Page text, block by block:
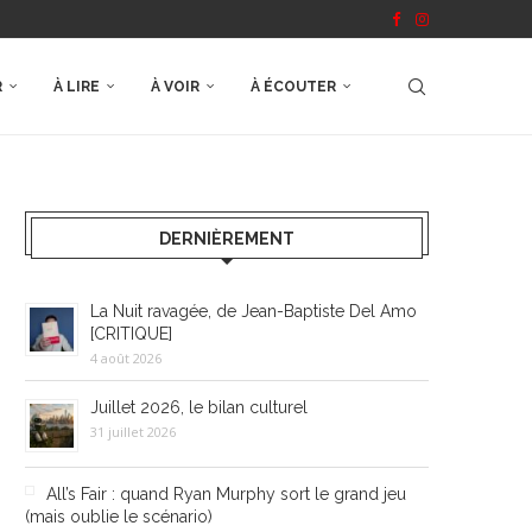
À LIRE À VOIR À ÉCOUTER
DERNIÈREMENT
La Nuit ravagée, de Jean-Baptiste Del Amo
[CRITIQUE]
4 août 2026
Juillet 2026, le bilan culturel
31 juillet 2026
All’s Fair : quand Ryan Murphy sort le grand jeu
(mais oublie le scénario)